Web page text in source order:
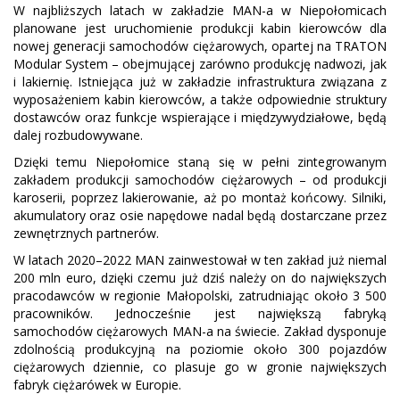
W najbliższych latach w zakładzie MAN-a w Niepołomicach
planowane jest uruchomienie produkcji kabin kierowców dla
nowej generacji samochodów ciężarowych, opartej na TRATON
Modular System – obejmującej zarówno produkcję nadwozi, jak
i lakiernię. Istniejąca już w zakładzie infrastruktura związana z
wyposażeniem kabin kierowców, a także odpowiednie struktury
dostawców oraz funkcje wspierające i międzywydziałowe, będą
dalej rozbudowywane.
Dzięki temu Niepołomice staną się w pełni zintegrowanym
zakładem produkcji samochodów ciężarowych – od produkcji
karoserii, poprzez lakierowanie, aż po montaż końcowy. Silniki,
akumulatory oraz osie napędowe nadal będą dostarczane przez
zewnętrznych partnerów.
W latach 2020–2022 MAN zainwestował w ten zakład już niemal
200 mln euro, dzięki czemu już dziś należy on do największych
pracodawców w regionie Małopolski, zatrudniając około 3 500
pracowników. Jednocześnie jest największą fabryką
samochodów ciężarowych MAN-a na świecie. Zakład dysponuje
zdolnością produkcyjną na poziomie około 300 pojazdów
ciężarowych dziennie, co plasuje go w gronie największych
fabryk ciężarówek w Europie.